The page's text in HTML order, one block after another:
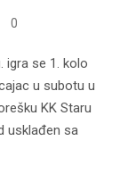
0
igra se 1. kolo
u subotu u
KK Staru
usklađen sa